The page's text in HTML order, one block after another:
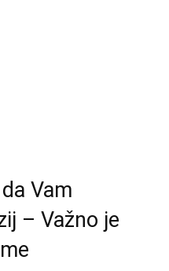
Vam
– Važno je